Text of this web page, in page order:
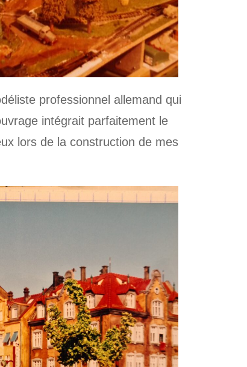
professionnel allemand qui
intégrait parfaitement le
lors de la construction de mes